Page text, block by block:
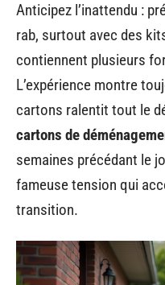
Anticipez l’inattendu :
rab, surtout avec des
contiennent plusieurs
L’expérience montre
cartons ralentit tout le
cartons de
semaines précédant le
fameuse tension qui
transition.